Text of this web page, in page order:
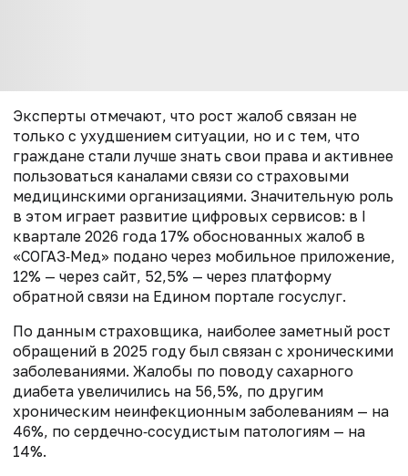
Эксперты отмечают, что рост жалоб связан не
только с ухудшением ситуации, но и с тем, что
граждане стали лучше знать свои права и активнее
пользоваться каналами связи со страховыми
медицинскими организациями. Значительную роль
в этом играет развитие цифровых сервисов: в I
квартале 2026 года 17% обоснованных жалоб в
«СОГАЗ‑Мед» подано через мобильное приложение,
12% — через сайт, 52,5% — через платформу
обратной связи на Едином портале госуслуг.
По данным страховщика, наиболее заметный рост
обращений в 2025 году был связан с хроническими
заболеваниями. Жалобы по поводу сахарного
диабета увеличились на 56,5%, по другим
хроническим неинфекционным заболеваниям — на
46%, по сердечно‑сосудистым патологиям — на
14%.